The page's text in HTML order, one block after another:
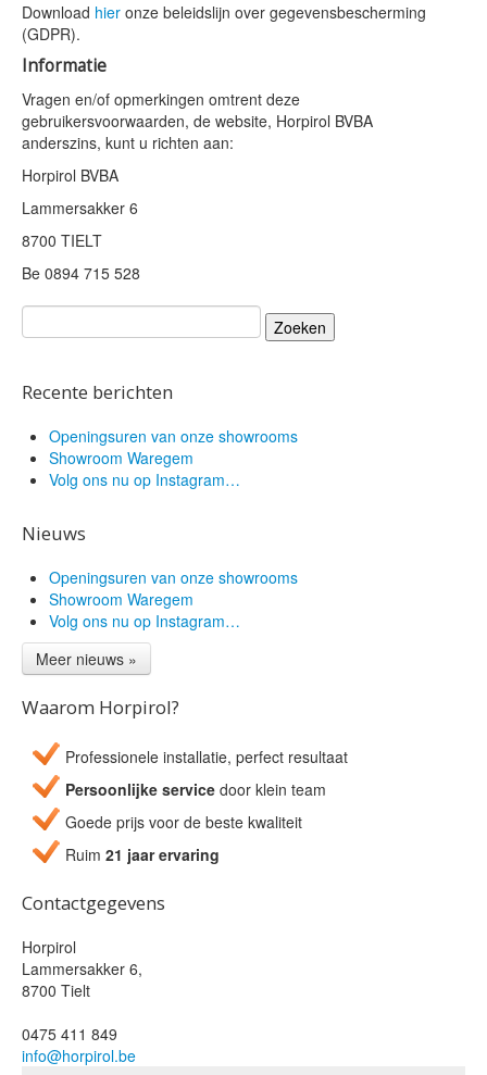
Download hier onze beleidslijn over gegevensbescherming
(GDPR).
Informatie
Vragen en/of opmerkingen omtrent deze
gebruikersvoorwaarden, de website, Horpirol BVBA
anderszins, kunt u richten aan:
Horpirol BVBA
Lammersakker 6
8700 TIELT
Be 0894 715 528
Zoeken
naar:
Recente berichten
Openingsuren van onze showrooms
Showroom Waregem
Volg ons nu op Instagram…
Nieuws
Openingsuren van onze showrooms
Showroom Waregem
Volg ons nu op Instagram…
Meer nieuws »
Waarom Horpirol?
Professionele installatie, perfect resultaat
Persoonlijke service door klein team
Goede prijs voor de beste kwaliteit
Ruim 21 jaar ervaring
Contactgegevens
Horpirol
Lammersakker 6,
8700 Tielt
0475 411 849
info@horpirol.be